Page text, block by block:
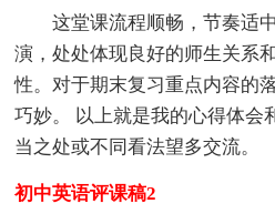
这堂课流程顺畅，节奏适
演，处处体现良好的师生关系
性。对于期末复习重点内容的
巧妙。 以上就是我的心得体会
当之处或不同看法望多交流。
初中英语评课稿2